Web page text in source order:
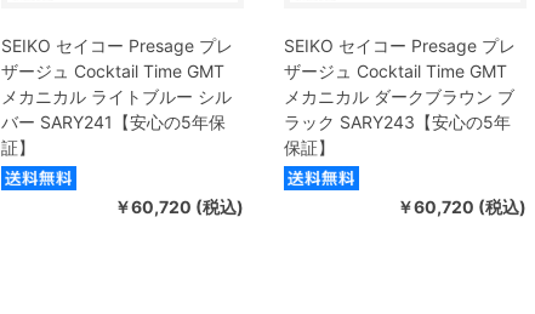
SEIKO セイコー Presage プレ
ザージュ Cocktail Time GMT
メカニカル ライトブルー シル
バー SARY241【安心の5年保
証】
￥60,720 (税込)
SEIKO セイコー Presage プレ
ザージュ Cocktail Time GMT
メカニカル ダークブラウン ブ
ラック SARY243【安心の5年
保証】
￥60,720 (税込)